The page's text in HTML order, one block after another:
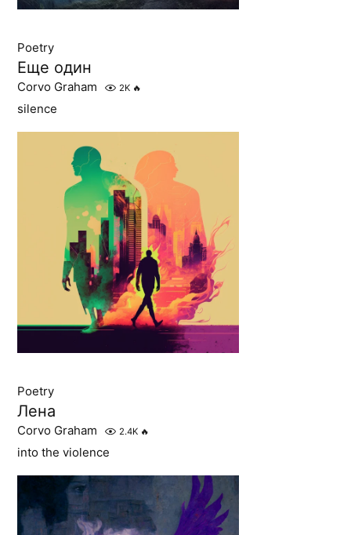
Poetry
Еще один
Corvo Graham 2K 🔥
silence
Poetry
Лена
Corvo Graham 2.4K 🔥
into the violence